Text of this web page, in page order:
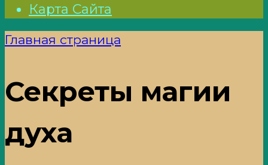
Карта Сайта
Главная страница
Секреты магии
духа